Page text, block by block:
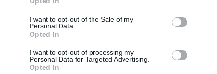
I want to opt-out of the Sale of my
Personal Data.
Opted In
I want to opt-out of processing my
Personal Data for Targeted Advertising.
Opted In
miércoles en los 20.057 puntos,
un nuevo récord
Argumentos